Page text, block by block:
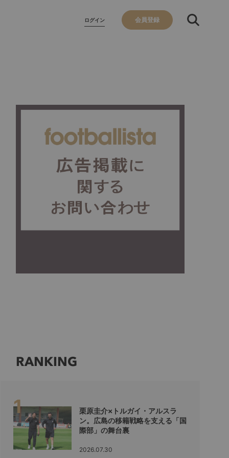
ログイン 会員登録
RANKING
栗原圭介×トルガイ・アルスラ
ン。広島の移籍戦略を支える「国
際部」の舞台裏
2026.07.30